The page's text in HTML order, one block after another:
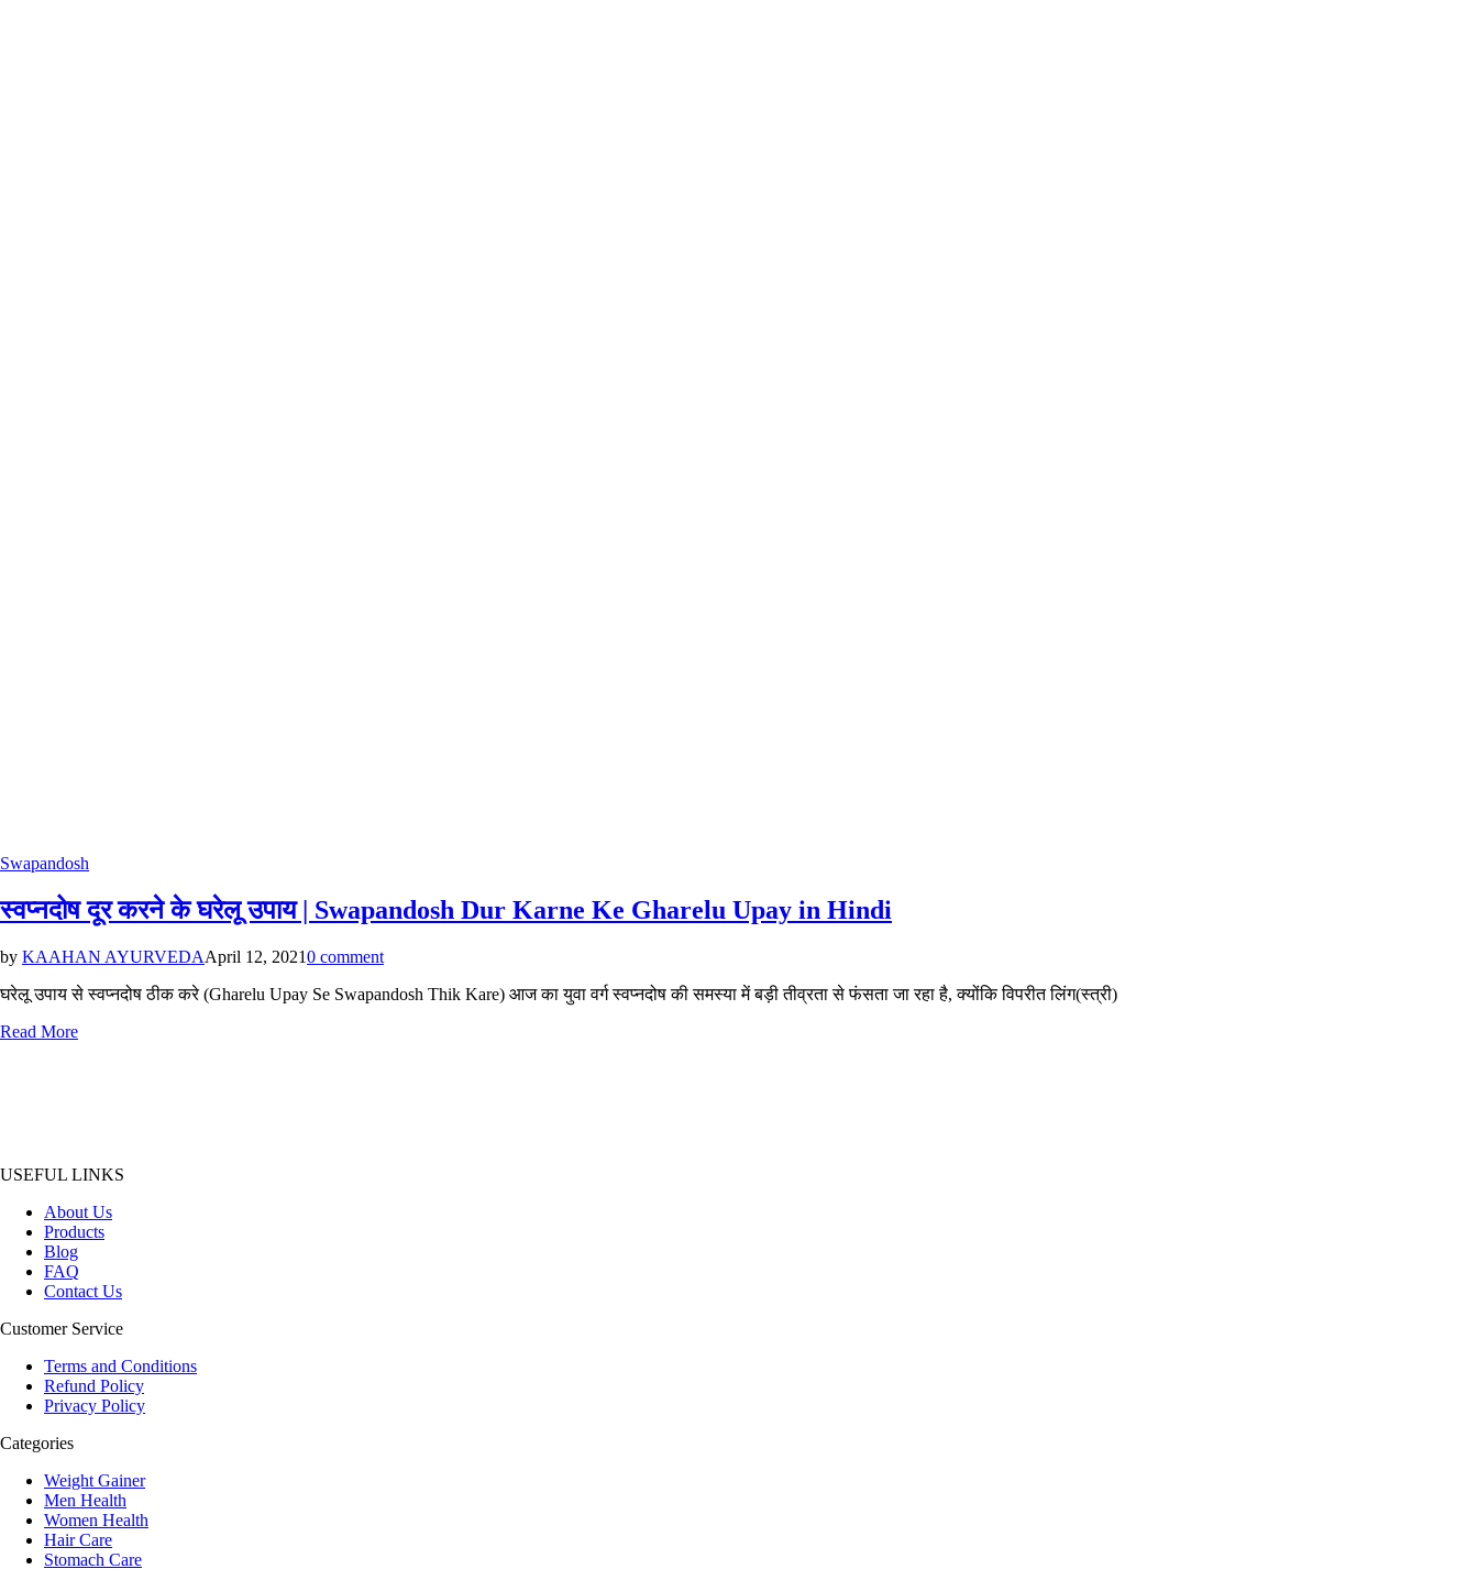
Posted
Swapandosh
स्वप्नदोष दूर करने के घरेलू उपाय | Swapandosh Dur Karne Ke Gharelu Upay in Hindi
by KAAHAN AYURVEDAApril 12, 20210 comment
घरेलू उपाय से स्वप्नदोष ठीक करे (Gharelu Upay Se Swapandosh Thik Kare) आज का युवा वर्ग स्वप्नदोष की समस्या में बड़ी तीव्रता से फंसता जा रहा है, क्योंकि विपरीत लिंग(स्त्री)
Read More
USEFUL LINKS
About Us
Products
Blog
FAQ
Contact Us
Customer Service
Terms and Conditions
Refund Policy
Privacy Policy
Categories
Weight Gainer
Men Health
Women Health
Hair Care
Stomach Care